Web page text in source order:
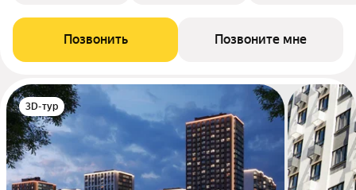
Позвонить Позвоните мне
3D-тур